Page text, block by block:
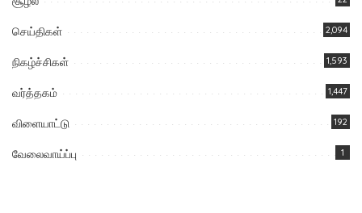
செய்திகள் 2,094
நிகழ்ச்சிகள் 1,593
வர்த்தகம் 1,447
விளையாட்டு 192
வேலைவாய்ப்பு 1